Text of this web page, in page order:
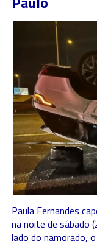
Paula Fernandes
na noite de sábado
lado do namorado,